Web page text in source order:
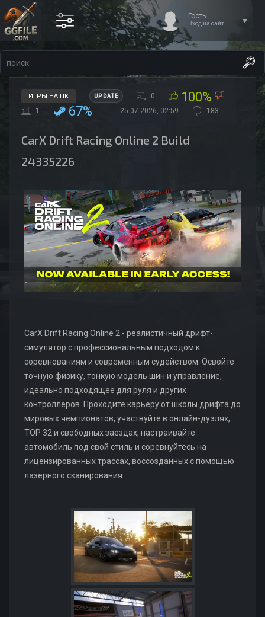
Гость
Вход на сайт
ИГРЫ НА ПК UPDATE 0 100%
1 67% 25-07-2026, 02:59 183
CarX Drift Racing Online 2 Build
24335226
CarX Drift Racing Online 2 - реалистичный дрифт-
симулятор с профессиональным подходом к
соревнованиям и современным судейством. Освойте
точную физику, тонкую модель шин и управление,
идеально подходящее для руля и других
контроллеров. Проходите карьеру от школы дрифта до
мировых чемпионатов, участвуйте в онлайн-дуэлях,
TOP 32 и свободных заездах, настраивайте
автомобиль под свой стиль и соревнуйтесь на
лицензированных трассах, воссозданных с помощью
лазерного сканирования.